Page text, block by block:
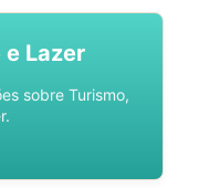
Lazer
sobre Turismo,